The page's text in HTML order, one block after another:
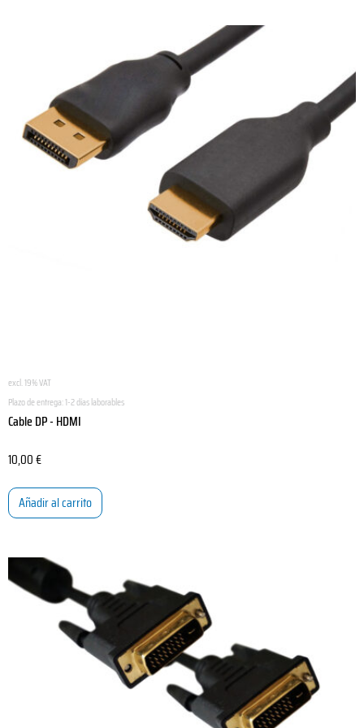
excl. 19% VAT
Plazo de entrega:1-2 días laborables
Cable DP - HDMI
10,00€
Añadir al carrito